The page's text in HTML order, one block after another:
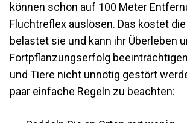
können schon auf 100 Meter
Fluchtreflex auslösen. Das kostet
belastet sie und kann ihr Überleben
Fortpflanzungserfolg
und Tiere nicht unnötig gestört
paar einfache Regeln zu beachten: